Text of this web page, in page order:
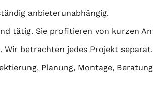
anbieterunabhängig.
tätig. Sie profitieren von kurzen
Wir betrachten jedes Projekt separat.
, Planung, Montage, Beratung